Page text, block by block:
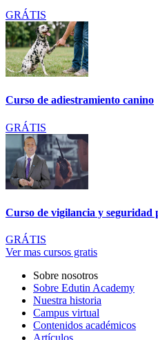
GRÁTIS
Curso de adiestramiento canino
GRÁTIS
Curso de vigilancia y seguridad
GRÁTIS
Ver mas cursos gratis
Sobre nosotros
Sobre Edutin Academy
Nuestra historia
Campus virtual
Contenidos académicos
Artículos